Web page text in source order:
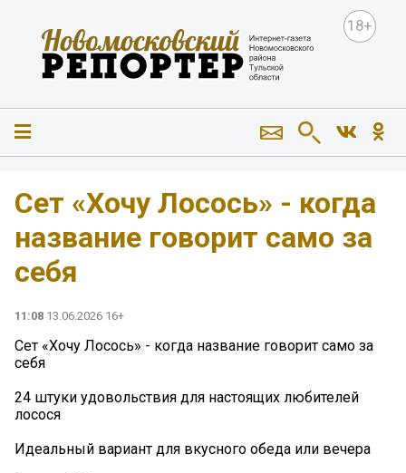
18+
Сет «Хочу Лосось» - когда
название говорит само за
себя
11:08 13.06.2026 16+
Сет «Хочу Лосось» - когда название говорит само за
себя
24 штуки удовольствия для настоящих любителей
лосося
Идеальный вариант для вкусного обеда или вечера